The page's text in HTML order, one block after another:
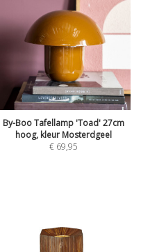
By-Boo Tafellamp 'Toad' 27cm
hoog, kleur Mosterdgeel
€ 69,95